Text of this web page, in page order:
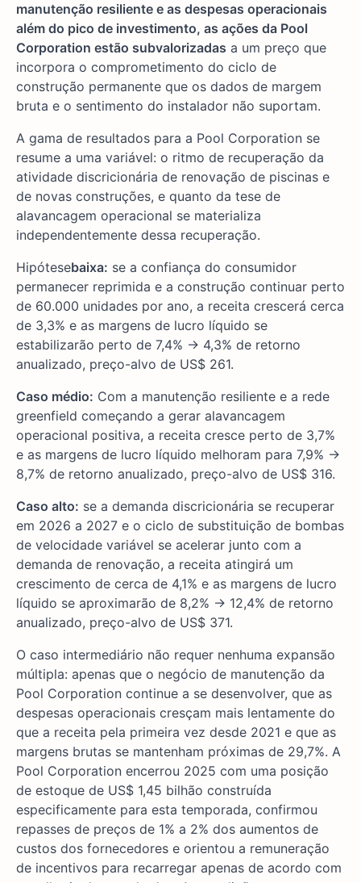
manutenção resiliente e as despesas operacionais
além do pico de investimento, as ações da Pool
Corporation estão subvalorizadas a um preço que
incorpora o comprometimento do ciclo de
construção permanente que os dados de margem
bruta e o sentimento do instalador não suportam.
A gama de resultados para a Pool Corporation se
resume a uma variável: o ritmo de recuperação da
atividade discricionária de renovação de piscinas e
de novas construções, e quanto da tese de
alavancagem operacional se materializa
independentemente dessa recuperação.
Hipótesebaixa: se a confiança do consumidor
permanecer reprimida e a construção continuar perto
de 60.000 unidades por ano, a receita crescerá cerca
de 3,3% e as margens de lucro líquido se
estabilizarão perto de 7,4% → 4,3% de retorno
anualizado, preço-alvo de US$ 261.
Caso médio: Com a manutenção resiliente e a rede
greenfield começando a gerar alavancagem
operacional positiva, a receita cresce perto de 3,7%
e as margens de lucro líquido melhoram para 7,9% →
8,7% de retorno anualizado, preço-alvo de US$ 316.
Caso alto: se a demanda discricionária se recuperar
em 2026 a 2027 e o ciclo de substituição de bombas
de velocidade variável se acelerar junto com a
demanda de renovação, a receita atingirá um
crescimento de cerca de 4,1% e as margens de lucro
líquido se aproximarão de 8,2% → 12,4% de retorno
anualizado, preço-alvo de US$ 371.
O caso intermediário não requer nenhuma expansão
múltipla: apenas que o negócio de manutenção da
Pool Corporation continue a se desenvolver, que as
despesas operacionais cresçam mais lentamente do
que a receita pela primeira vez desde 2021 e que as
margens brutas se mantenham próximas de 29,7%. A
Pool Corporation encerrou 2025 com uma posição
de estoque de US$ 1,45 bilhão construída
especificamente para esta temporada, confirmou
repasses de preços de 1% a 2% dos aumentos de
custos dos fornecedores e orientou a remuneração
de incentivos para recarregar apenas de acordo com